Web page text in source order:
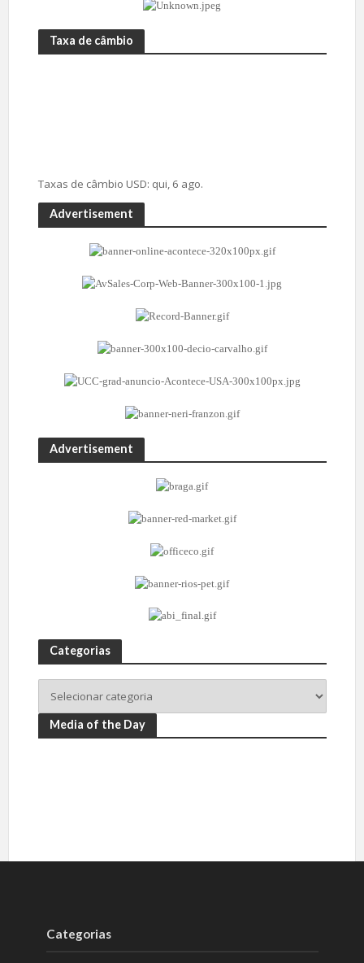
Taxa de câmbio
Taxas de câmbio USD: qui, 6 ago.
Advertisement
Advertisement
Categorias
Media of the Day
Categorias